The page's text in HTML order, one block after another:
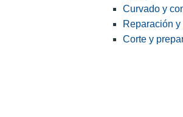
Curvado y
Reparación
Corte y